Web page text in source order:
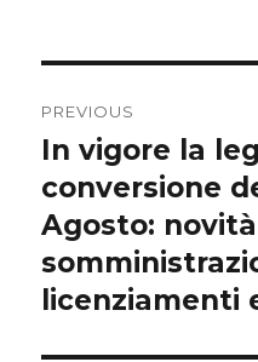
navigation
PREVIOUS
Previous
post:
In vigore la
conversione
Agosto:
licenziamenti